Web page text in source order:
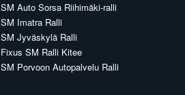
SM Auto Sorsa Riihimäki-ralli
SM Imatra Ralli
SM Jyväskylä Ralli
Fixus SM Ralli Kitee
SM Porvoon Autopalvelu Ralli